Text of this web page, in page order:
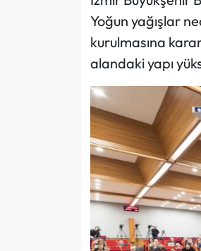
Yoğun yağışlar
kurulmasına
alandaki yapı